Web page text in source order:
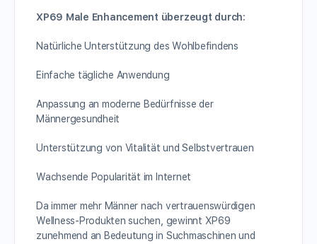
XP69 Male Enhancement überzeugt durch:
Natürliche Unterstützung des Wohlbefindens
Einfache tägliche Anwendung
Anpassung an moderne Bedürfnisse der
Männergesundheit
Unterstützung von Vitalität und Selbstvertrauen
Wachsende Popularität im Internet
Da immer mehr Männer nach vertrauenswürdigen
Wellness-Produkten suchen, gewinnt XP69
zunehmend an Bedeutung in Suchmaschinen und